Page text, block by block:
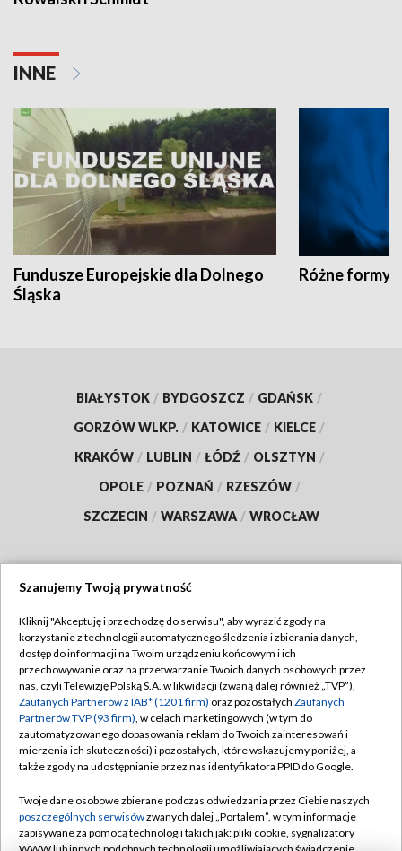
INNE
Fundusze Europejskie dla Dolnego
Śląska
Różne formy
BIAŁYSTOK / BYDGOSZCZ / GDAŃSK /
GORZÓW WLKP. / KATOWICE / KIELCE /
KRAKÓW / LUBLIN / ŁÓDŹ / OLSZTYN /
OPOLE / POZNAŃ / RZESZÓW /
SZCZECIN / WARSZAWA / WROCŁAW
TVP
Abonament TVP
Emisja w TVP
Centrum informacji TVP
Naziemna Telewizja Cyfrowa
Rada Programowa
System NOS
Regulamin TVP
Polityka prywatności
Moje zgody
Pomoc
Kontakt
Szanujemy Twoją prywatność
Kliknij "Akceptuję i przechodzę do serwisu", aby wyrazić zgody na
korzystanie z technologii automatycznego śledzenia i zbierania danych,
dostęp do informacji na Twoim urządzeniu końcowym i ich
przechowywanie oraz na przetwarzanie Twoich danych osobowych przez
nas, czyli Telewizję Polską S.A. w likwidacji (zwaną dalej również „TVP”),
Zaufanych Partnerów z IAB* (1201 firm) oraz pozostałych Zaufanych
Partnerów TVP (93 firm), w celach marketingowych (w tym do
zautomatyzowanego dopasowania reklam do Twoich zainteresowań i
mierzenia ich skuteczności) i pozostałych, które wskazujemy poniżej, a
także zgody na udostępnianie przez nas identyfikatora PPID do Google.
Twoje dane osobowe zbierane podczas odwiedzania przez Ciebie naszych
poszczególnych serwisówzwanych dalej „Portalem”, w tym informacje
zapisywane za pomocą technologii takich jak: pliki cookie, sygnalizatory